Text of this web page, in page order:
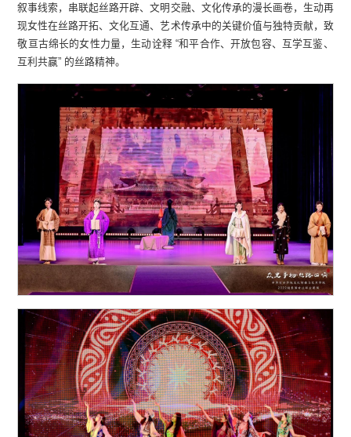
叙事线索，串联起丝路开辟、文明交融、文化传承的漫长画卷，生动再
现女性在丝路开拓、文化互通、艺术传承中的关键价值与独特贡献，致
敬亘古绵长的女性力量，生动诠释 “和平合作、开放包容、互学互鉴、
互利共赢” 的丝路精神。